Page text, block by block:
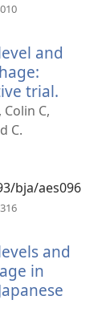
and
trial.
C,
C.
bja/aes096
and
in